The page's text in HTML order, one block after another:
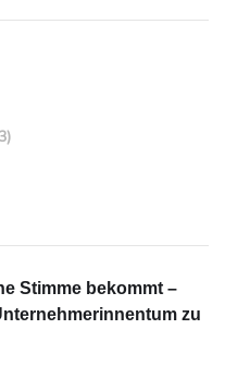
Stimme bekommt –
zu